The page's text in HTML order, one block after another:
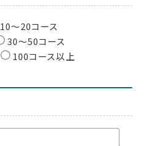
10〜20コース
30〜50コース
100コース以上